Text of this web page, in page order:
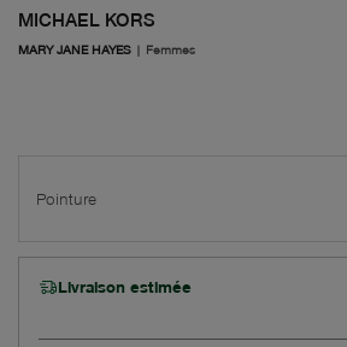
MICHAEL KORS
MARY JANE HAYES | Femmes
Pointure
Livraison estimée